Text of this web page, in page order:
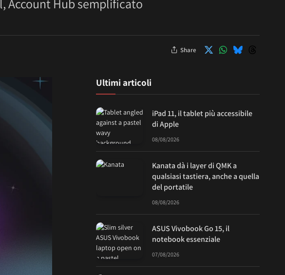
Account Hub semplificato
Share
Ultimi articoli
iPad 11, il tablet più accessibile
di Apple
08/08/2026
Kanata dà i layer di QMK a
qualsiasi tastiera, anche a quella
del portatile
08/08/2026
ASUS Vivobook Go 15, il
notebook essenziale
07/08/2026